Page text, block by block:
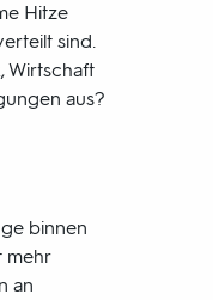
Hitze
sind.
Wirtschaft
aus?
binnen
mehr
an